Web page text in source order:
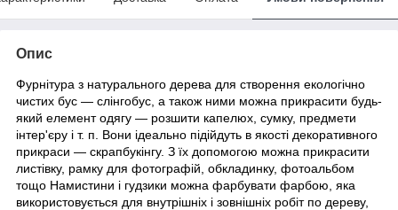
Опис
Фурнітура з натурального дерева для створення екологічно
чистих бус ― слінгобус, а також ними можна прикрасити будь-
який елемент одягу ― розшити капелюх, сумку, предмети
інтер'єру і т. п. Вони ідеально підійдуть в якості декоративного
прикраси ― скрапбукінгу. З їх допомогою можна прикрасити
листівку, рамку для фотографій, обкладинку, фотоальбом
тощо Намистини і гудзики можна фарбувати фарбою, яка
використовується для внутрішніх і зовнішніх робіт по дереву,